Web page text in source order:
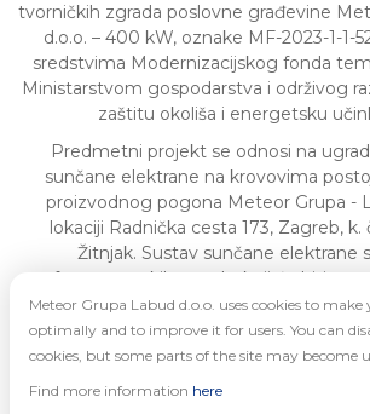
tvorničkih zgrada poslovne građevine
d.o.o. – 400 kW, oznake MF-2023-1-1-
sredstvima Modernizacijskog fonda
Ministarstvom gospodarstva i održivog
zaštitu okoliša i energetsku
Predmetni projekt se odnosi na
sunčane elektrane na krovovima
proizvodnog pogona Meteor Grupa -
lokaciji Radnička cesta 173, Zagreb, k.
Žitnjak. Sustav sunčane elektrane
fotonaponskih panela, koji će biti
objekta, uređaja za pretvorbu
električnu energiju, odnosno invertera
opreme i vodiča. Nakon implementacije
Meteor Grupa Labud d.o.o. uses cookies to
optimally and to improve it for users. You can
cookies, but some parts of the site may become
Find more information here